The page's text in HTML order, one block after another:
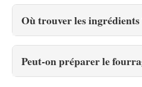
Où trouver les ingrédients
Peut-on préparer le